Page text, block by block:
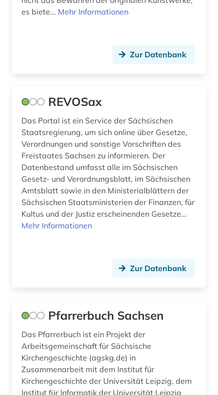
es biete... Mehr Informationen
Zur Datenbank
REVOSax
Das Portal ist ein Service der Sächsischen
Staatsregierung, um sich online über Gesetze,
Verordnungen und sonstige Vorschriften des
Freistaates Sachsen zu informieren. Der
Datenbestand umfasst alle im Sächsischen
Gesetz- und Verordnungsblatt, im Sächsischen
Amtsblatt sowie in den Ministerialblättern der
Sächsischen Staatsministerien der Finanzen, für
Kultus und der Justiz erscheinenden Gesetze...
Mehr Informationen
Zur Datenbank
Pfarrerbuch Sachsen
Das Pfarrerbuch ist ein Projekt der
Arbeitsgemeinschaft für Sächsische
Kirchengeschichte (agskg.de) in
Zusammenarbeit mit dem Institut für
Kirchengeschichte der Universität Leipzig, dem
Institut für Informatik der Universität Leipzig